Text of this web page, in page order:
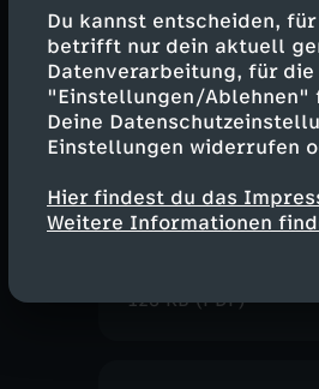
Du kannst entscheiden,
betrifft nur dein aktuell
Datenverarbeitung, für
"Einstellungen/Ablehnen"
Deine
Einstellungen widerrufen
Hier findest du das
Weitere Informationen
Bauwagen zum
Herunterladen
3,2 MB (PDF)
Leckeres
126 KB (PDF)